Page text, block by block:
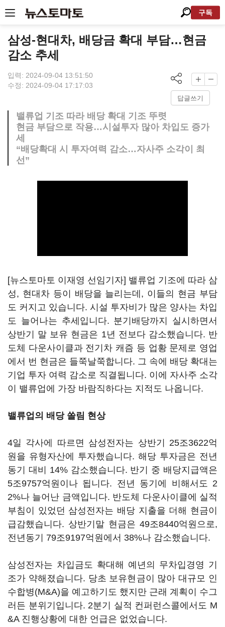
구독
삼성-현대차, 배당금 확대 부담…현금
감소 추세
입력: 2024-09-04 13:51:50
수정: 2024-09-04 17:17:03
답글쓰기
밸류업 기조 따라 배당 확대 기조 뚜렷
현금 부담으로 작용…시설투자 많아 차입도 증가
세
“배당확대 시 투자여력 감소…자사주 소각이 최
선”
[뉴스토마토 이재영 선임기자] 밸류업 기조에 따라 삼
성, 현대차 등이 배당을 늘리는데, 이들의 현금 부담
도 커지고 있습니다. 시설 투자비가 많은 양사는 차입
도 늘어나는 추세입니다. 분기배당까지 실시하면서
상반기 말 보유 현금은 1년 전보다 감소했습니다. 반
도체 다운사이클과 전기차 캐즘 등 업황 문제로 영업
에서 번 현금은 들쭉날쭉합니다. 그 속에 배당 확대는
기업 투자 여력 감소로 직결됩니다. 이에 자사주 소각
이 밸류업에 가장 바람직하다는 지적도 나옵니다.
밸류업의 배당 쏠림 현상
4일 각사에 따르면 삼성전자는 상반기 25조3622억
원을 유형자산에 투자했습니다. 해당 투자금은 전년
동기 대비 14% 감소했습니다. 반기 중 배당지급액은
5조9757억원이나 됩니다. 전년 동기에 비해서도 2
2%나 늘어난 금액입니다. 반도체 다운사이클에 실적
부침이 있었던 삼성전자는 배당 지출을 더해 현금이
급감했습니다. 상반기말 현금은 49조8440억원으로,
전년동기 79조9197억원에서 38%나 감소했습니다.
삼성전자는 차입금도 확대해 예년의 무차입경영 기
조가 약해졌습니다. 당초 보유현금이 많아 대규모 인
수합병(M&A)을 예고하기도 했지만 근래 계획이 수그
러든 분위기입니다. 2분기 실적 컨퍼런스콜에서도 M
&A 진행상황에 대한 언급은 없었습니다.